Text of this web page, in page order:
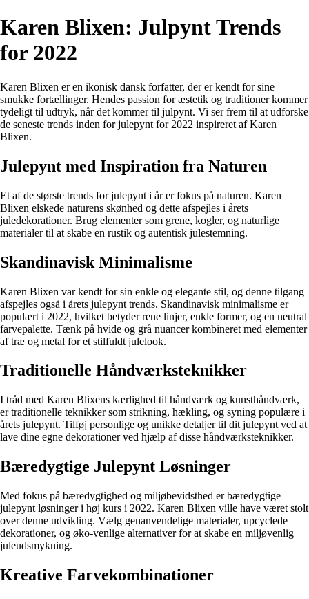
Karen Blixen: Julpynt Trends
for 2022
Karen Blixen er en ikonisk dansk forfatter, der er kendt for sine
smukke fortællinger. Hendes passion for æstetik og traditioner kommer
tydeligt til udtryk, når det kommer til julpynt. Vi ser frem til at udforske
de seneste trends inden for julepynt for 2022 inspireret af Karen
Blixen.
Julepynt med Inspiration fra Naturen
Et af de største trends for julepynt i år er fokus på naturen. Karen
Blixen elskede naturens skønhed og dette afspejles i årets
juledekorationer. Brug elementer som grene, kogler, og naturlige
materialer til at skabe en rustik og autentisk julestemning.
Skandinavisk Minimalisme
Karen Blixen var kendt for sin enkle og elegante stil, og denne tilgang
afspejles også i årets julepynt trends. Skandinavisk minimalisme er
populært i 2022, hvilket betyder rene linjer, enkle former, og en neutral
farvepalette. Tænk på hvide og grå nuancer kombineret med elementer
af træ og metal for et stilfuldt julelook.
Traditionelle Håndværksteknikker
I tråd med Karen Blixens kærlighed til håndværk og kunsthåndværk,
er traditionelle teknikker som strikning, hækling, og syning populære i
årets julepynt. Tilføj personlige og unikke detaljer til dit julepynt ved at
lave dine egne dekorationer ved hjælp af disse håndværksteknikker.
Bæredygtige Julepynt Løsninger
Med fokus på bæredygtighed og miljøbevidsthed er bæredygtige
julepynt løsninger i høj kurs i 2022. Karen Blixen ville have været stolt
over denne udvikling. Vælg genanvendelige materialer, upcyclede
dekorationer, og øko-venlige alternativer for at skabe en miljøvenlig
juleudsmykning.
Kreative Farvekombinationer